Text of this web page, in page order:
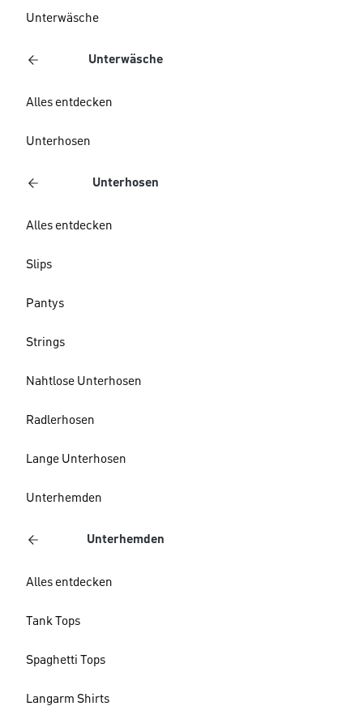
Unterwäsche
Unterwäsche
Alles entdecken
Unterhosen
Unterhosen
Alles entdecken
Slips
Pantys
Strings
Nahtlose Unterhosen
Radlerhosen
Lange Unterhosen
Unterhemden
Unterhemden
Alles entdecken
Tank Tops
Spaghetti Tops
Langarm Shirts